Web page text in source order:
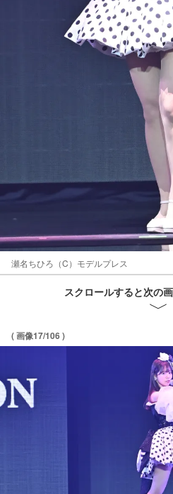
瀬名ちひろ（C）モデルプレス
スクロールすると次の
( 画像17/106 )